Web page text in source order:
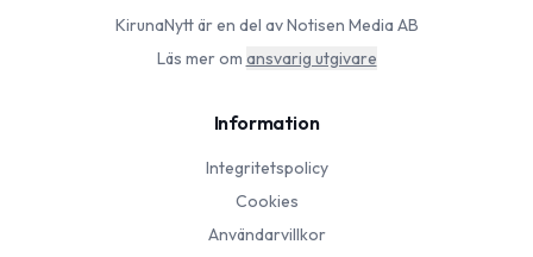
KirunaNyttär en del av Notisen Media AB
Läs mer om ansvarig utgivare
Information
Integritetspolicy
Cookies
Användarvillkor